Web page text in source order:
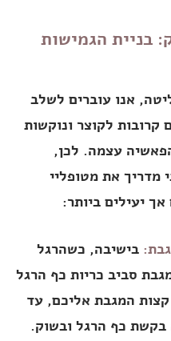
בניית הגמישות
אנו עוברים לשלב
קרובות לקוצר ונוקשות
עצמה. לכן,
מדריך את מטופליי
יעילים ביותר:
בישיבה, כשהרגל
סביב כריות כף הרגל
המגבת אליכם, עד
כף הרגל ובשוק.